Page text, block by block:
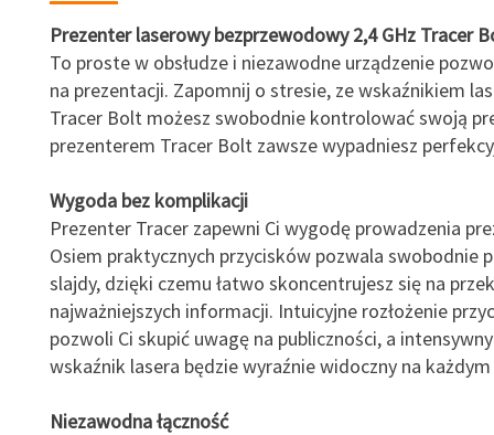
Prezenter laserowy bezprzewodowy 2,4 GHz Tracer
To proste w obsłudze i niezawodne urządzenie
na prezentacji. Zapomnij o stresie, ze wskaźnikiem
Tracer Bolt możesz swobodnie kontrolować swoją
prezenterem Tracer Bolt zawsze wypadniesz
Wygoda bez komplikacji
Prezenter Tracer zapewni Ci wygodę prowadzenia
Osiem praktycznych przycisków pozwala swobodnie
slajdy, dzięki czemu łatwo skoncentrujesz się na
najważniejszych informacji. Intuicyjne rozłożenie
pozwoli Ci skupić uwagę na publiczności, a
wskaźnik lasera będzie wyraźnie widoczny na
Niezawodna łączność